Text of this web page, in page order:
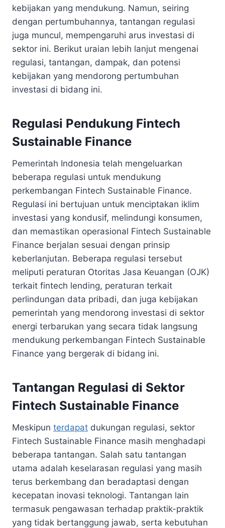
kebijakan yang mendukung. Namun, seiring
dengan pertumbuhannya, tantangan regulasi
juga muncul, mempengaruhi arus investasi di
sektor ini. Berikut uraian lebih lanjut mengenai
regulasi, tantangan, dampak, dan potensi
kebijakan yang mendorong pertumbuhan
investasi di bidang ini.
Regulasi Pendukung Fintech
Sustainable Finance
Pemerintah Indonesia telah mengeluarkan
beberapa regulasi untuk mendukung
perkembangan Fintech Sustainable Finance.
Regulasi ini bertujuan untuk menciptakan iklim
investasi yang kondusif, melindungi konsumen,
dan memastikan operasional Fintech Sustainable
Finance berjalan sesuai dengan prinsip
keberlanjutan. Beberapa regulasi tersebut
meliputi peraturan Otoritas Jasa Keuangan (OJK)
terkait fintech lending, peraturan terkait
perlindungan data pribadi, dan juga kebijakan
pemerintah yang mendorong investasi di sektor
energi terbarukan yang secara tidak langsung
mendukung perkembangan Fintech Sustainable
Finance yang bergerak di bidang ini.
Tantangan Regulasi di Sektor
Fintech Sustainable Finance
Meskipun terdapat dukungan regulasi, sektor
Fintech Sustainable Finance masih menghadapi
beberapa tantangan. Salah satu tantangan
utama adalah keselarasan regulasi yang masih
terus berkembang dan beradaptasi dengan
kecepatan inovasi teknologi. Tantangan lain
termasuk pengawasan terhadap praktik-praktik
yang tidak bertanggung jawab, serta kebutuhan